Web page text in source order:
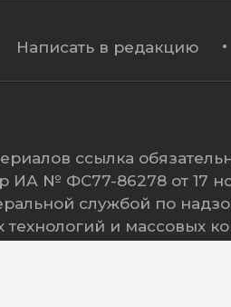
Написать в редакцию
ссылка
ИА № ФС77-86278 от 17
службой по
и массовых